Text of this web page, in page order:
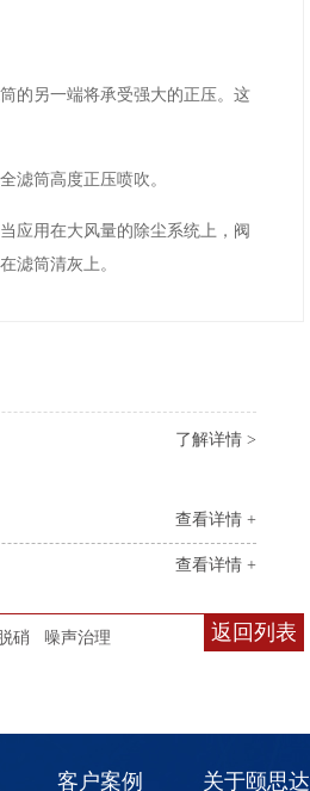
的另一端将承受强大的正压。这
滤筒高度正压喷吹。
应用在大风量的除尘系统上，阀
滤筒清灰上。
了解详情 >
查看详情 +
查看详情 +
返回列表
硝 噪声治理
客户案例 关于颐思达